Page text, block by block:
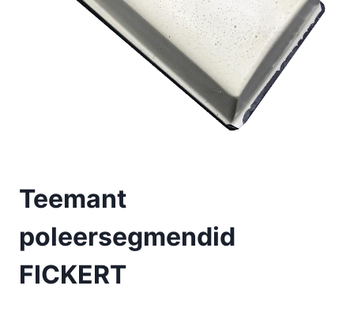
Teemant
poleersegmendid
FICKERT